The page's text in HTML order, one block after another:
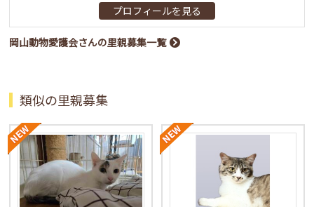
プロフィールを見る
岡山動物愛護会さんの里親募集一覧
類似の里親募集